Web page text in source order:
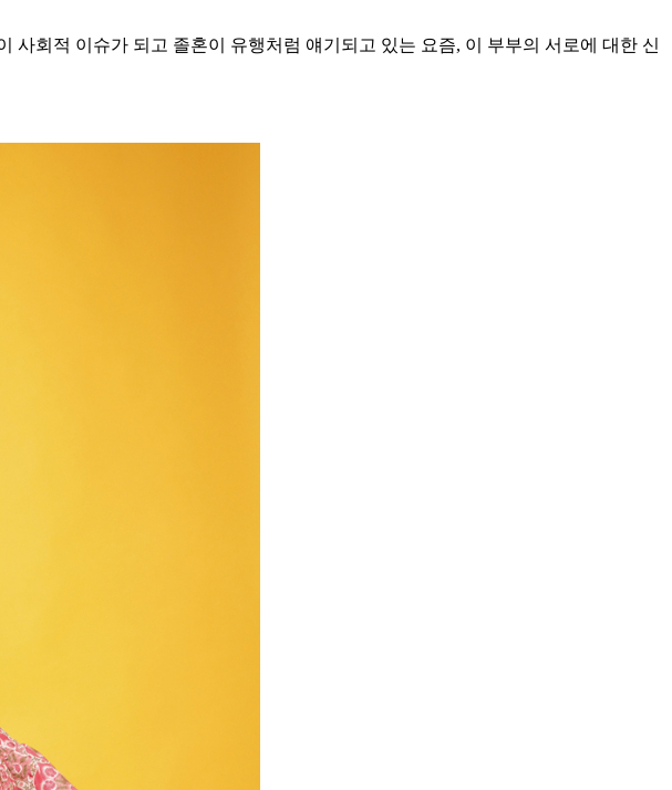
사회적 이슈가 되고 졸혼이 유행처럼 얘기되고 있는 요즘, 이 부부의 서로에 대한 신